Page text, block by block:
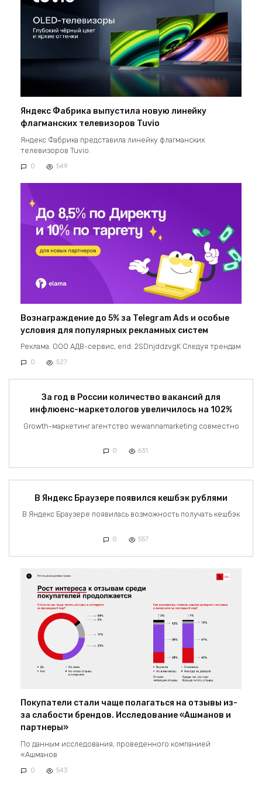
Яндекс Фабрика выпустила новую линейку
флагманских телевизоров Tuvio
Яндекс Фабрика представила линейку флагманских
телевизоров Tuvio.
0 549
Вознаграждение до 5% за Telegram Ads и особые
условия для популярных рекламных систем
Реклама. ООО АДВ-сервис, erid: 2SDnjddzvgK Следуя трендам
0 527
За год в России количество вакансий для
инфлюенс-маркетологов увеличилось на 102%
Growth-маркетинг агентство wewannamarketing совместно
0 631
В Яндекс Браузере появился кешбэк рублями
В Яндекс Браузере появилась возможность получать кешбэк
0 557
Покупатели стали чаще полагаться на отзывы из-
за слабости брендов. Исследование «Ашманов и
партнеры»
По данным исследования, проведенного компанией
«Ашманов
0 543